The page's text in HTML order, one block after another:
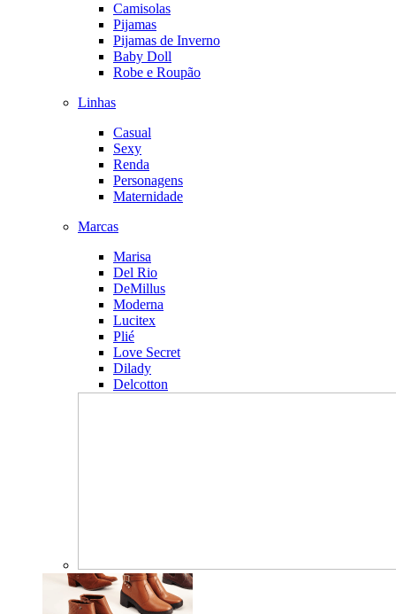
Camisolas
Pijamas
Pijamas de Inverno
Baby Doll
Robe e Roupão
Linhas
Casual
Sexy
Renda
Personagens
Maternidade
Marcas
Marisa
Del Rio
DeMillus
Moderna
Lucitex
Plié
Love Secret
Dilady
Delcotton